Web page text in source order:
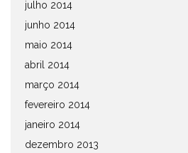
julho 2014
junho 2014
maio 2014
abril 2014
março 2014
fevereiro 2014
janeiro 2014
dezembro 2013